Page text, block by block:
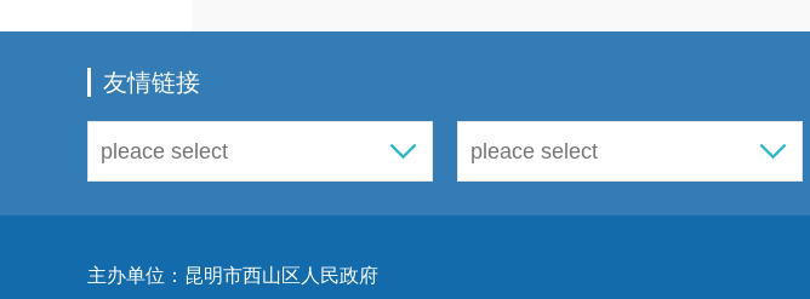
友情链接
主办单位：昆明市西山区人民政府